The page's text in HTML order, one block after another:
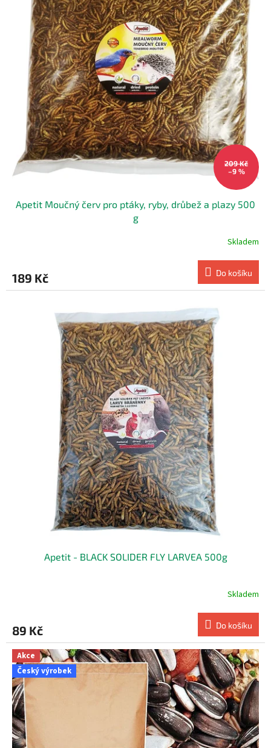
209 Kč
–9 %
Apetit Moučný červ pro ptáky, ryby, drůbež a plazy 500
g
Skladem
189 Kč Do košíku
Apetit - BLACK SOLIDER FLY LARVEA 500g
Skladem
89 Kč Do košíku
Akce
Český výrobek